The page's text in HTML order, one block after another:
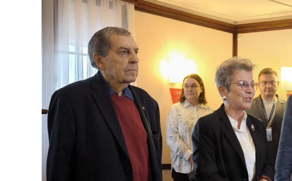
9 Мая — День
Победы!
над